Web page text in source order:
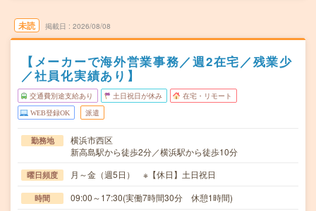
未読 掲載日 2026/08/08
【メーカーで海外営業事務／週2在宅／残業少
／社員化実績あり】
交通費別途支給あり 土日祝日が休み 在宅・リモート
WEB登録OK 派遣
勤務地
横浜市西区
新高島駅から徒歩2分／横浜駅から徒歩10分
曜日頻度 月～金（週5日） ※【休日】土日祝日
時間 09:00～17:30(実働7時間30分 休憩1時間)